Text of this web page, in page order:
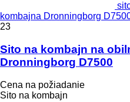
kombajna Dronningborg
23
Sito na kombajn na
Dronningborg D7500
Cena na požiadanie
Sito na kombajn